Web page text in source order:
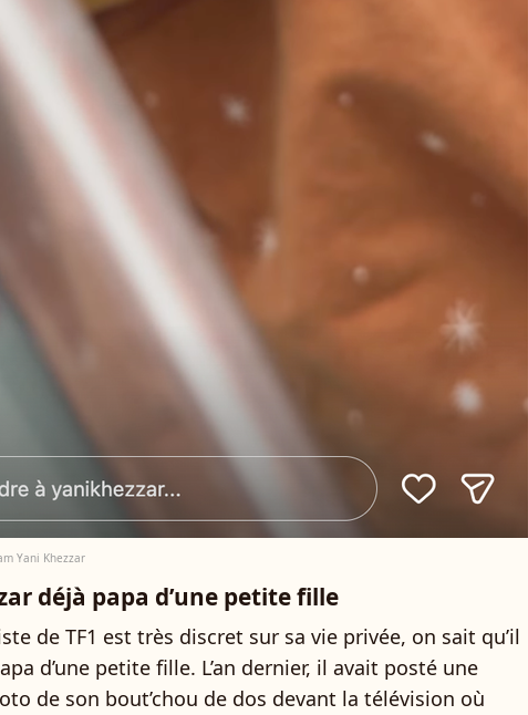
Yani Khezzar
déjà papa d’une petite fille
de TF1 est très discret sur sa vie privée, on sait qu’il
d’une petite fille. L’an dernier, il avait posté une
de son bout’chou de dos devant la télévision où